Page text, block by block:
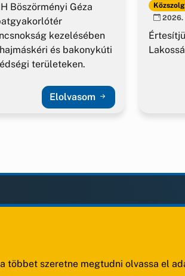
Böszörményi Géza
kezelésében
és bakonykúti
területeken.
Elolvasom
2026.
jogok
többet szeretne megtudni olvassa el